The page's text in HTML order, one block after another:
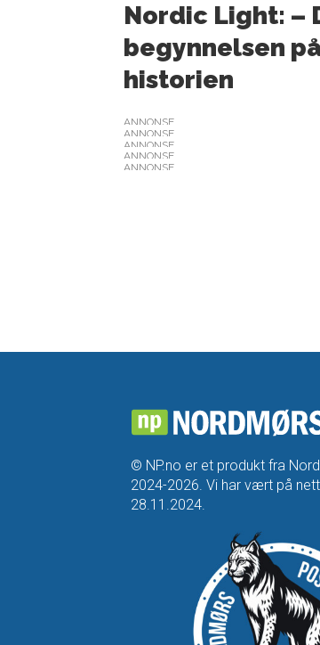
Nordic Light: –
begynnelsen
historien
ANNONSE
ANNONSE
ANNONSE
ANNONSE
ANNONSE
© NP.no er et produkt fra
2024-2026. Vi har vært på
28.11.2024.